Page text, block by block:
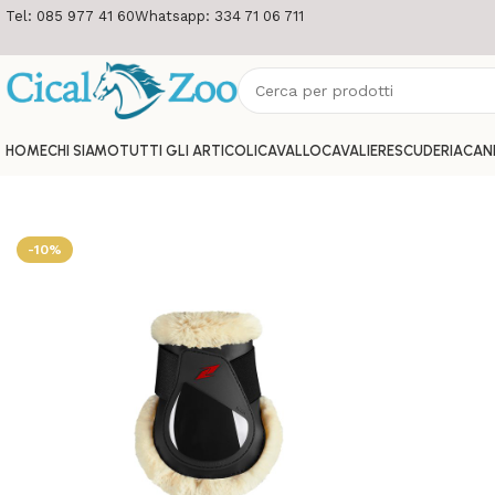
Tel: 085 977 41 60Whatsapp: 334 71 06 711
HOMECHI SIAMOTUTTI GLI ARTICOLI CAVALLOCAVALIERESCUDERIA
-10%